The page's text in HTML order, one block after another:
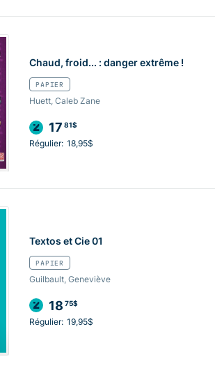
Chaud, froid... : danger extrême !
PAPIER
Huett, Caleb Zane
17 81$
Régulier: 18,95$
Textos et Cie 01
PAPIER
Guilbault, Geneviève
18 75$
Régulier: 19,95$